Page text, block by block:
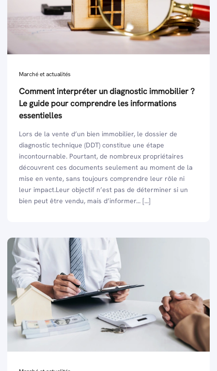
Marché et actualités
Comment interpréter un diagnostic immobilier ?
Le guide pour comprendre les informations
essentielles
Lors de la vente d’un bien immobilier, le dossier de
diagnostic technique (DDT) constitue une étape
incontournable. Pourtant, de nombreux propriétaires
découvrent ces documents seulement au moment de la
mise en vente, sans toujours comprendre leur rôle ni
leur impact.Leur objectif n’est pas de déterminer si un
bien peut être vendu, mais d’informer... [...]